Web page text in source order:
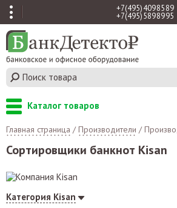
+7 (495) 409 85 89
+7 (495) 589 89 95
Каталог товаров
Главная страница /Производители /
Сортировщики банкнот Kisan
Категория Kisan